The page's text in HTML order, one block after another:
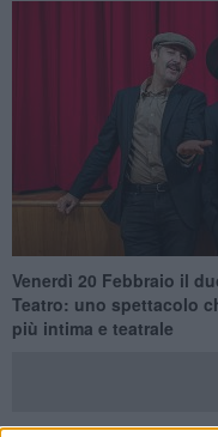
Venerdì 20 Febbraio il
Teatro: uno spettacolo
più intima e teatrale